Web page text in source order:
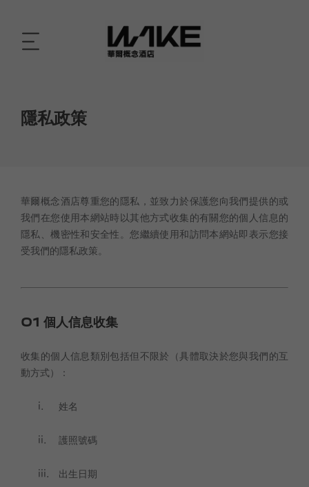
隱私政策
華爾概念酒店尊重您的隱私，並致力於保護您向我們提供的或
我們在您使用本網站時以其他方式收集的有關您的個人信息的
隱私、機密性和安全性。您繼續使用和訪問本網站即表示您接
受我們的隱私政策。
01 個人信息收集
收集的個人信息類別包括但不限於（具體取決於您與我們的互
動方式）：
姓名
護照號碼
出生日期